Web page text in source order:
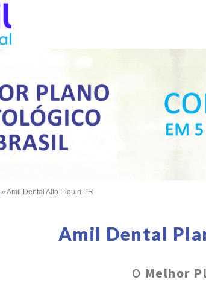
» Amil Dental Alto Piquiri PR
Amil Dental
O Melhor